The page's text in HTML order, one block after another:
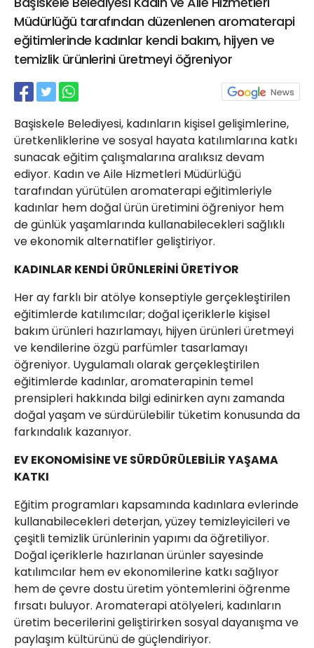
Müdürlüğü tarafından düzenlenen aromaterapi
eğitimlerinde kadınlar kendi bakım, hijyen ve
temizlik ürünlerini üretmeyi öğreniyor
Başiskele Belediyesi, kadınların kişisel gelişimlerine,
üretkenliklerine ve sosyal hayata katılımlarına katkı
sunacak eğitim çalışmalarına aralıksız devam
ediyor. Kadın ve Aile Hizmetleri Müdürlüğü
tarafından yürütülen aromaterapi eğitimleriyle
kadınlar hem doğal ürün üretimini öğreniyor hem
de günlük yaşamlarında kullanabilecekleri sağlıklı
ve ekonomik alternatifler geliştiriyor.
KADINLAR KENDİ ÜRÜNLERİNİ ÜRETİYOR
Her ay farklı bir atölye konseptiyle gerçekleştirilen
eğitimlerde katılımcılar; doğal içeriklerle kişisel
bakım ürünleri hazırlamayı, hijyen ürünleri üretmeyi
ve kendilerine özgü parfümler tasarlamayı
öğreniyor. Uygulamalı olarak gerçekleştirilen
eğitimlerde kadınlar, aromaterapinin temel
prensipleri hakkında bilgi edinirken aynı zamanda
doğal yaşam ve sürdürülebilir tüketim konusunda da
farkındalık kazanıyor.
EV EKONOMİSİNE VE SÜRDÜRÜLEBİLİR YAŞAMA
KATKI
Eğitim programları kapsamında kadınlara evlerinde
kullanabilecekleri deterjan, yüzey temizleyicileri ve
çeşitli temizlik ürünlerinin yapımı da öğretiliyor.
Doğal içeriklerle hazırlanan ürünler sayesinde
katılımcılar hem ev ekonomilerine katkı sağlıyor
hem de çevre dostu üretim yöntemlerini öğrenme
fırsatı buluyor. Aromaterapi atölyeleri, kadınların
üretim becerilerini geliştirirken sosyal dayanışma ve
paylaşım kültürünü de güçlendiriyor.
21 Gölcük
02624132333
haber@golcukpostasi.com